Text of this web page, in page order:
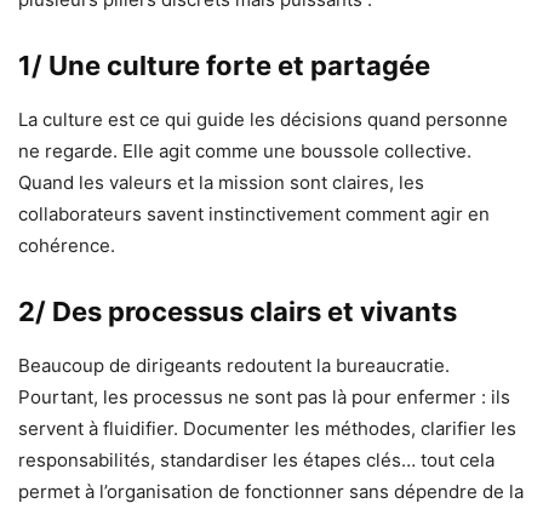
1/ Une culture forte et partagée
La culture est ce qui guide les décisions quand personne
ne regarde. Elle agit comme une boussole collective.
Quand les valeurs et la mission sont claires, les
collaborateurs savent instinctivement comment agir en
cohérence.
2/ Des processus clairs et vivants
Beaucoup de dirigeants redoutent la bureaucratie.
Pourtant, les processus ne sont pas là pour enfermer : ils
servent à fluidifier. Documenter les méthodes, clarifier les
responsabilités, standardiser les étapes clés… tout cela
permet à l’organisation de fonctionner sans dépendre de la